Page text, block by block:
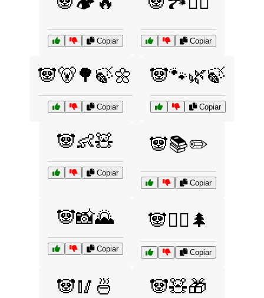
Copiar Copiar
🐼🐻🌳🍃🌼
Copiar
🐼🐾🌿🍃
Copiar
🐼👶🧸
Copiar
🐼📚✏️
Copiar
🐼📸🌄
Copiar
🐼🚶‍♂️🌲
Copiar
🐼🥢🍜 🐼🧸🎁